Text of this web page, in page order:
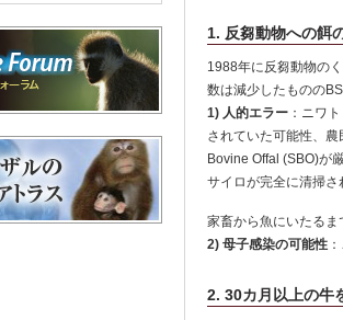
1. 反芻動物への餌
1988年に反芻動物の
数は減少したものの
1) 人的エラー ：ニワ
されていた可能性、
Bovine Offal (SBO)が
サイロが完全に清掃
家畜から魚にいたる
2) 母子感染の可能性
2. 30カ月以上の牛